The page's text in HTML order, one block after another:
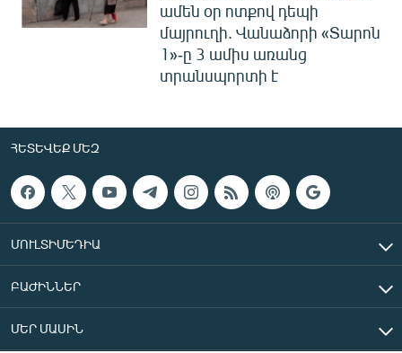
ամեն օր ոտքով դեպի
մայրուղի. Վանաձորի «Տարոն
1»-ը 3 ամիս առանց
տրանսպորտի է
ՀԵՏԵՎԵՔ ՄԵԶ
ՄՈՒԼՏԻՄԵԴԻԱ
ԲԱԺԻՆՆԵՐ
ՄԵՐ ՄԱՍԻՆ